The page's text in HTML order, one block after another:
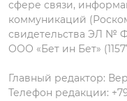
сфере связи,
коммуникаций
свидетельства ЭЛ №
ООО «Бет ин Бет»
Главный редактор:
Телефон редакции: